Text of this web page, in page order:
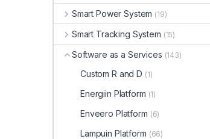
Smart Power System (19)
Smart Tracking System (15)
Software as a Services (143)
Custom R and D (1)
Energiin Platform (1)
Enveero Platform (6)
Lampuin Platform (66)